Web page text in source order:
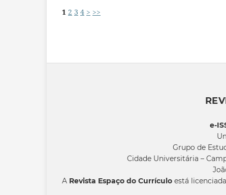
1 2 3 4 > >>
e-
Grupo de
Cidade Universitária –
A Revista Espaço do Currículo está